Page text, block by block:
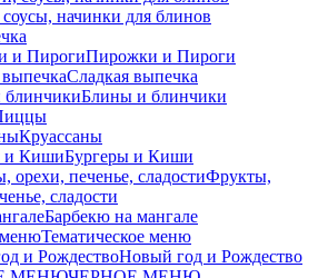
начинки для блинов
Пирожки и Пироги
Сладкая выпечка
Блины и блинчики
Круасcаны
Бургеры и Киши
Фрукты,
сладости
Барбекю на мангале
Тематическое меню
Новый год и Рождество